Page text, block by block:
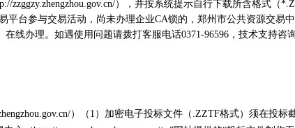
zzggzy.zhengzhou.gov.cn/），并按系统提示自行下载所含格式
台参与交易活动，尚未办理企业CA锁的，郑州市公共资源交易
在线办理。如遇使用问题请拨打客服电话0371-96596，技术支持咨
）（1）加密电子投标文件（.ZZTF格式）须在投